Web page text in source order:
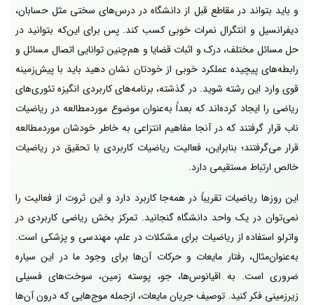
و باید بتواند در مقاطع قبل از دانشگاه در درس‌های سختی مثل حسابان،
دیفرانسیل و انتگرال نمرات خوبی کسب کند. پس برای این‌که بتوانید در
حل مسائل مختلف، درک و اثبات قضایا و هم‌چنین توانایی اتصال مسائل و
رابطه‌های پیچیده عملکرد خوبی از خودتان نشان دهید باید با پیش‌زمینه
قوی وارد این رشته شوید. در گذشته، برنامه‌های کاربردی انگیزه تئوری‌های
ریاضی را ایجاد کرده‌اند که بعداً به‌عنوان موضوع موردمطالعه در ریاضیات
ناب قرار گرفتند که در آنجا مفاهیم انتزاعی به خاطر خودشان موردمطالعه
قرار می‌گرفتند؛ بنابراین، فعالیت ریاضیات کاربردی با تحقیق در ریاضیات
خالص ارتباط مستقیمی دارد.
این روزها ریاضیات تقریباً در همه‌جا کاربرد دارد و این ثروت از فعالیت را
نمی‌توان در یک واحد دانشگاه گنجانید. تمرکز بخش ریاضی کاربردی در
واترلو استفاده از ریاضیات برای مشکلات در علم، مهندسی و پزشکی است.
به‌عنوان‌مثال، رفتار مایعات و حرکات آن‌ها برای وجود ما در این سیاره
ضروری است. به اقیانوس‌ها، جو، پوسته زمین، سوخت‌های فسیلی
زیرزمینی فکر کنید. توصیف جریان مایعات، ازجمله موج‌هایی که درون آن‌ها